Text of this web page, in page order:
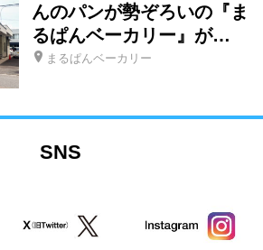
んのパンが勢ぞろいの『ま
るぱんベーカリー』が…
まるぱんベーカリー
SNS